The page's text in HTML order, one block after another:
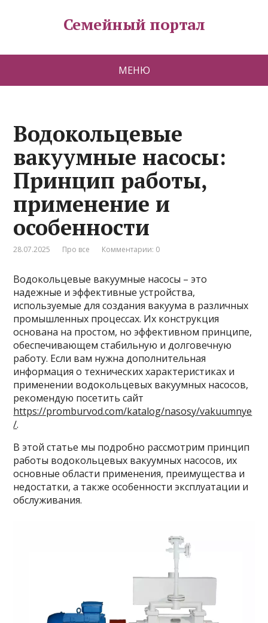
Семейный портал
МЕНЮ
Водокольцевые
вакуумные насосы:
Принцип работы,
применение и
особенности
28.07.2025 Про все Комментарии: 0
Водокольцевые вакуумные насосы – это
надежные и эффективные устройства,
используемые для создания вакуума в различных
промышленных процессах. Их конструкция
основана на простом, но эффективном принципе,
обеспечивающем стабильную и долговечную
работу. Если вам нужна дополнительная
информация о технических характеристиках и
применении водокольцевых вакуумных насосов,
рекомендую посетить сайт
https://promburvod.com/katalog/nasosy/vakuumnye
/.
В этой статье мы подробно рассмотрим принцип
работы водокольцевых вакуумных насосов, их
основные области применения, преимущества и
недостатки, а также особенности эксплуатации и
обслуживания.